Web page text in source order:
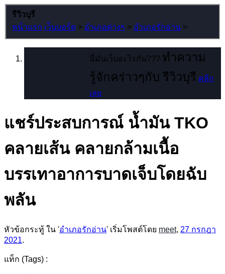
รีวิวบุรี
หน้าแรก เว็บบอร์ด > อำเภอต่างๆ > อำเภอรักอ่าน >
นี่มันเว็บอะไรกัน??? ทำความ
รู้จักคร่าวๆกับ รีวิวบุรี คลิก
เลย
แชร์ประสบการณ์ น้ำมัน TKO
คลายเส้น คลายกล้ามเนื้อ
บรรเทาอาการบาดเจ็บโดยฉับ
พลัน
หัวข้อกระทู้ ใน 'อำเภอรักอ่าน' เริ่มโพสต์โดย meet, 27 กรกฎา
2021.
แท็ก (Tags) :